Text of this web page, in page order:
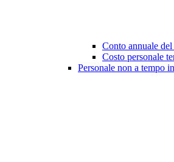
Conto annuale del
Costo personale
Personale non a tempo